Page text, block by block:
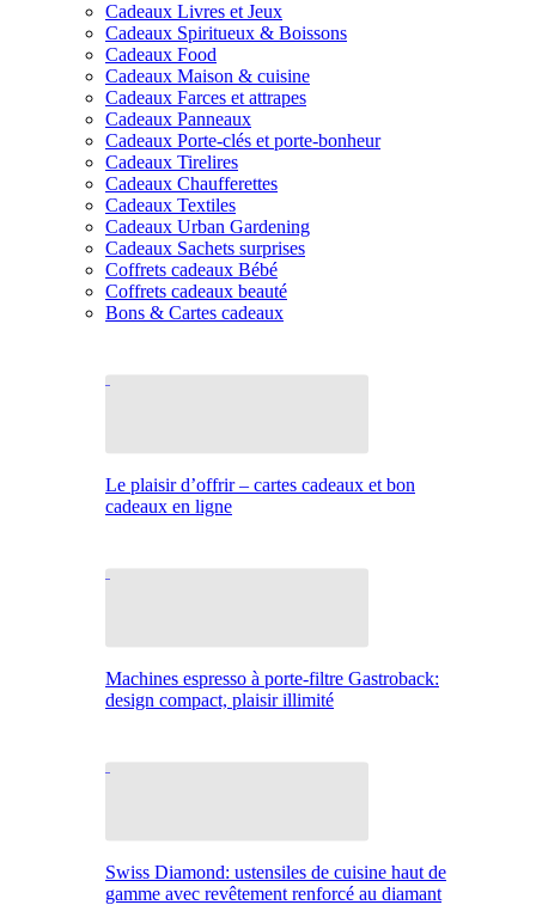
Cadeaux Livres et Jeux
Cadeaux Spiritueux & Boissons
Cadeaux Food
Cadeaux Maison & cuisine
Cadeaux Farces et attrapes
Cadeaux Panneaux
Cadeaux Porte-clés et porte-bonheur
Cadeaux Tirelires
Cadeaux Chaufferettes
Cadeaux Textiles
Cadeaux Urban Gardening
Cadeaux Sachets surprises
Coffrets cadeaux Bébé
Coffrets cadeaux beauté
Bons & Cartes cadeaux
Le plaisir d’offrir – cartes cadeaux et bon
cadeaux en ligne
Machines espresso à porte-filtre Gastroback:
design compact, plaisir illimité
Swiss Diamond: ustensiles de cuisine haut de
gamme avec revêtement renforcé au diamant